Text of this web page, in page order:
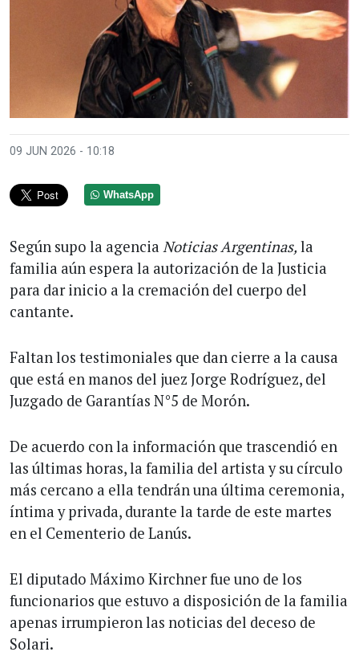
09 JUN 2026 - 10:18
WhatsApp
Según supo la agencia Noticias Argentinas, la
familia aún espera la autorización de la Justicia
para dar inicio a la cremación del cuerpo del
cantante.
Faltan los testimoniales que dan cierre a la causa
que está en manos del juez Jorge Rodríguez, del
Juzgado de Garantías N°5 de Morón.
De acuerdo con la información que trascendió en
las últimas horas, la familia del artista y su círculo
más cercano a ella tendrán una última ceremonia,
íntima y privada, durante la tarde de este martes
en el Cementerio de Lanús.
El diputado Máximo Kirchner fue uno de los
funcionarios que estuvo a disposición de la familia
apenas irrumpieron las noticias del deceso de
Solari.